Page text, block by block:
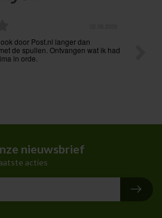
vlekkeloze levering. Ook via mail
Aanrader !
nieuwsbrief
acties